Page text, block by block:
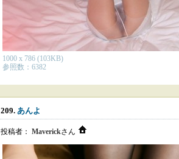
1000 x 786 (103KB)
参照数：6382
209. あんよ
投稿者： Maverickさん